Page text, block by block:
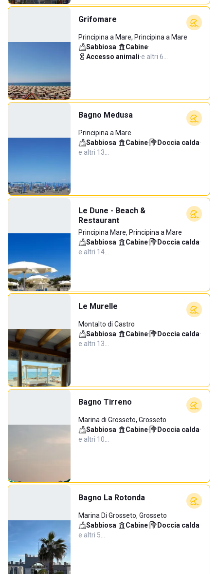
Grifomare
Principina a Mare, Principina a Mare
Sabbiosa· Cabine·
Accesso animali·e altri 6…
Bagno Medusa
Principina a Mare
Sabbiosa· Cabine· Doccia calda·
e altri 13…
Le Dune - Beach &
Restaurant
Principina Mare, Principina a Mare
Sabbiosa· Cabine· Doccia calda·
e altri 14…
Le Murelle
Montalto di Castro
Sabbiosa· Cabine· Doccia calda·
e altri 13…
Bagno Tirreno
Marina di Grosseto, Grosseto
Sabbiosa· Cabine· Doccia calda·
e altri 10…
Bagno La Rotonda
Marina Di Grosseto, Grosseto
Sabbiosa· Cabine· Doccia calda·
e altri 5…